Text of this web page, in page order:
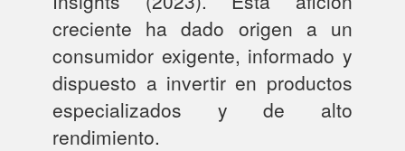
creciente ha dado origen a un
consumidor exigente, informado y
dispuesto a invertir en productos
especializados y de alto
rendimiento.